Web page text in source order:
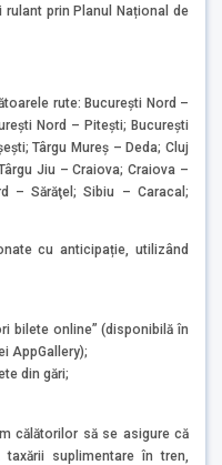
prin Planul Național de
rute: Bucureşti Nord –
Nord – Pitești; Bucureşti
Târgu Mureş – Deda; Cluj
Jiu – Craiova; Craiova –
– Sărăţel; Sibiu – Caracal;
cu anticipație, utilizând
bilete online” (disponibilă în
AppGallery);
din gări;
călătorilor să se asigure că
suplimentare în tren,